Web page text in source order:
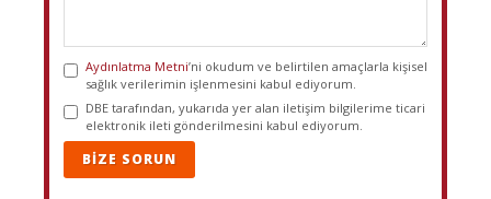
Aydınlatma Metni’ni okudum ve belirtilen amaçlarla kişisel
sağlık verilerimin işlenmesini kabul ediyorum.
DBE tarafından, yukarıda yer alan iletişim bilgilerime ticari
elektronik ileti gönderilmesini kabul ediyorum.
BIZE SORUN